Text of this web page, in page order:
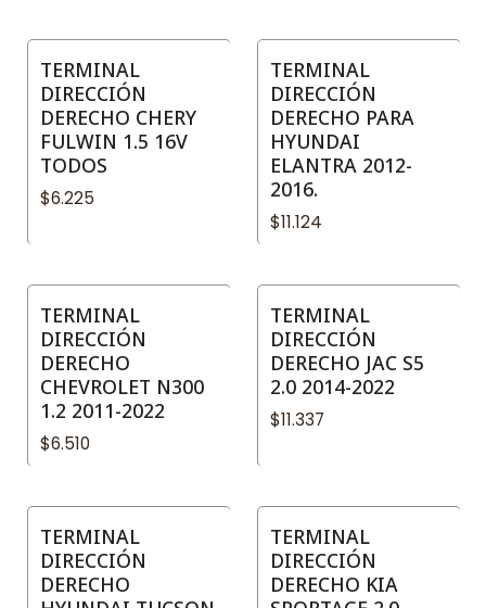
TERMINAL
DIRECCIÓN
DERECHO CHERY
FULWIN 1.5 16V
TODOS
$6.225
TERMINAL
DIRECCIÓN
DERECHO PARA
HYUNDAI
ELANTRA 2012-
2016.
$11.124
TERMINAL
DIRECCIÓN
DERECHO
CHEVROLET N300
1.2 2011-2022
$6.510
TERMINAL
DIRECCIÓN
DERECHO JAC S5
2.0 2014-2022
$11.337
TERMINAL
DIRECCIÓN
DERECHO
TERMINAL
DIRECCIÓN
DERECHO KIA